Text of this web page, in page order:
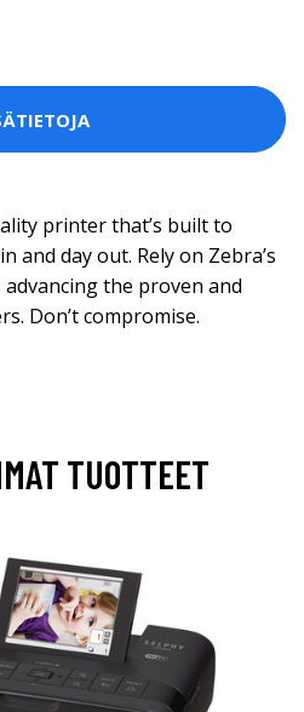
printer that’s built to
and day out. Rely on Zebra’s
the proven and
Don’t compromise.
TUOTTEET